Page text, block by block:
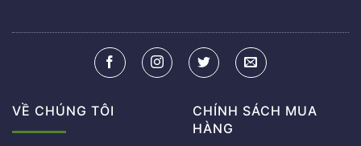
VỀ CHÚNG TÔI
CHÍNH SÁCH MUA
HÀNG